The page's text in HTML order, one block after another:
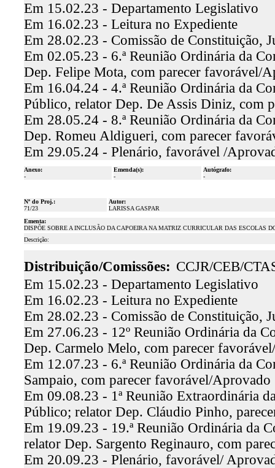
Em 15.02.23 - Departamento Legislativo
Em 16.02.23 - Leitura no Expediente
Em 28.02.23 - Comissão de Constituição,
Em 02.05.23 - 6.ª Reunião Ordinária da
Dep. Felipe Mota, com parecer favorável/
Em 16.04.24 - 4.ª Reunião Ordinária da
Público, relator Dep. De Assis Diniz, com
Em 28.05.24 - 8.ª Reunião Ordinária da
Dep. Romeu Aldigueri, com parecer
Em 29.05.24 - Plenário, favorável /
Anexo:
-
Emenda(s):
-
Autógrafo:
-
Nº do Proj.:
71/23
Autor:
LARISSA GASPAR
Ementa:
DISPÕE SOBRE A INCLUSÃO DA CAPOEIRA NA MATRIZ CURRICULAR DAS ESCOLAS
Descrição:
Distribuição/Comissões: CCJR/CEB/
Em 15.02.23 - Departamento Legislativo
Em 16.02.23 - Leitura no Expediente
Em 28.02.23 - Comissão de Constituição,
Em 27.06.23 - 12º Reunião Ordinária da
Dep. Carmelo Melo, com parecer
Em 12.07.23 - 6.ª Reunião Ordinária da
Sampaio, com parecer favorável/Aprovado
Em 09.08.23 - 1ª Reunião Extraordinária
Público; relator Dep. Cláudio Pinho,
Em 19.09.23 - 19.ª Reunião Ordinária da
relator Dep. Sargento Reginauro, com
Em 20.09.23 - Plenário, favorável/